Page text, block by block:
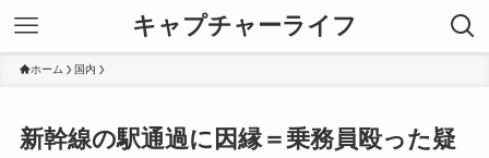
キャプチャーライフ
ホーム 国内
新幹線の駅通過に因縁＝乗務員殴った疑